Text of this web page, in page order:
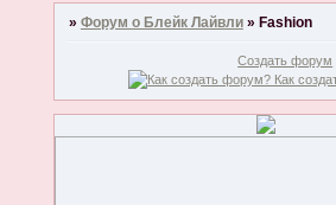
» Форум о Блейк Лайвли » Fashion
Создать форум